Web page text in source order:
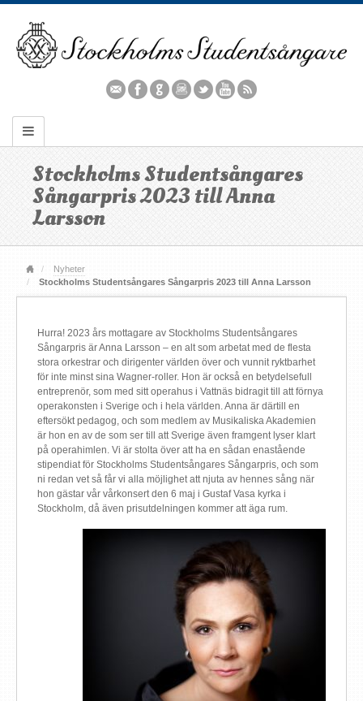
Stockholms Studentsångares
Sångarpris 2023 till Anna
Larsson
Nyheter
Stockholms Studentsångares Sångarpris 2023 till Anna Larsson
Hurra! 2023 års mottagare av Stockholms Studentsångares
Sångarpris är Anna Larsson – en alt som arbetat med de flesta
stora orkestrar och dirigenter världen över och vunnit ryktbarhet
för inte minst sina Wagner-roller. Hon är också en betydelsefull
entreprenör, som med sitt operahus i Vattnäs bidragit till att förnya
operakonsten i Sverige och i hela världen. Anna är därtill en
eftersökt pedagog, och som medlem av Musikaliska Akademien
är hon en av de som ser till att Sverige även framgent lyser klart
på operahimlen. Vi är stolta över att ha en sådan enastående
stipendiat för Stockholms Studentsångares Sångarpris, och som
ni redan vet så får vi alla möjlighet att njuta av hennes sång när
hon gästar vår vårkonsert den 6 maj i Gustaf Vasa kyrka i
Stockholm, då även prisutdelningen kommer att äga rum.